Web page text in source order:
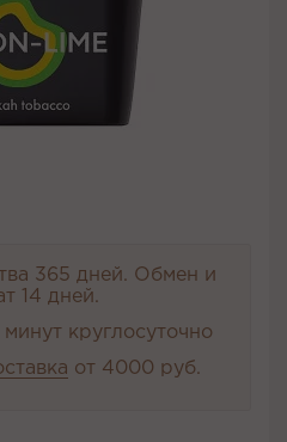
365 дней. Обмен и
14 дней.
круглосуточно
от 4000 руб.